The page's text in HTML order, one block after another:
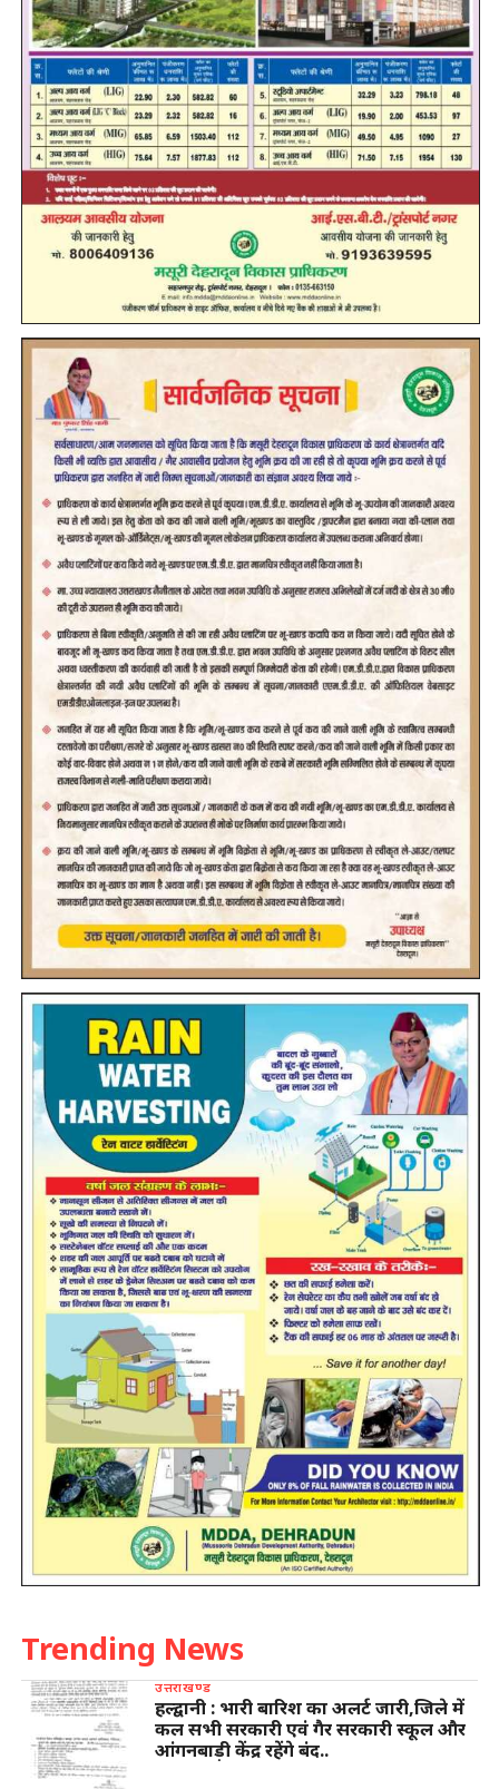
Trending News
उत्तराखण्ड
हल्द्वानी : भारी बारिश का अलर्ट जारी,जिले में
कल सभी सरकारी एवं गैर सरकारी स्कूल और
आंगनबाड़ी केंद्र रहेंगे बंद..